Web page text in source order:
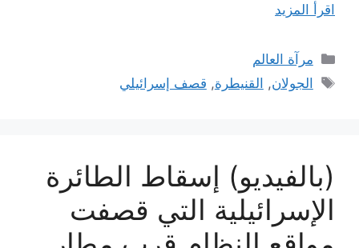
اقرأ المزيد
التصنيفات
مرآة العالم
الوسوم
الجولان, القنيطرة, قصف إسرائيلي
(بالفيديو) إسقاط الطائرة
الإسرائيلية التي قصفت